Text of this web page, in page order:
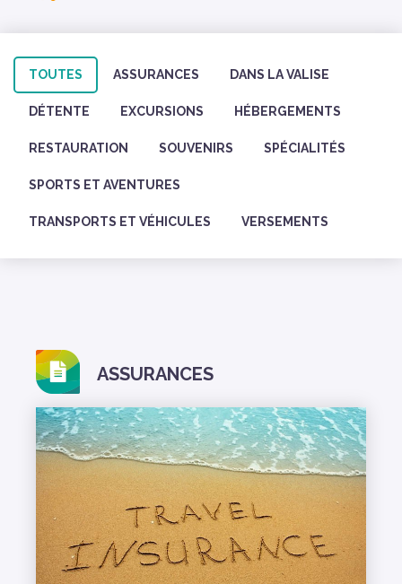
TOUTES ASSURANCES DANS LA VALISE
DÉTENTE EXCURSIONS HÉBERGEMENTS
RESTAURATION SOUVENIRS SPÉCIALITÉS
SPORTS ET AVENTURES
TRANSPORTS ET VÉHICULES VERSEMENTS
ASSURANCES